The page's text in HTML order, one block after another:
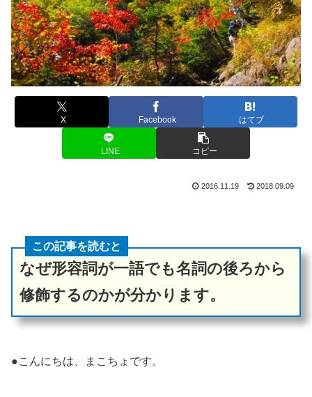
X Facebook はてブ
LINE コピー
2016.11.19 2018.09.09
この記事を読むと
なぜ形容詞が一語でも名詞の後ろから
修飾するのかが分かります。
●こんにちは、まこちょです。